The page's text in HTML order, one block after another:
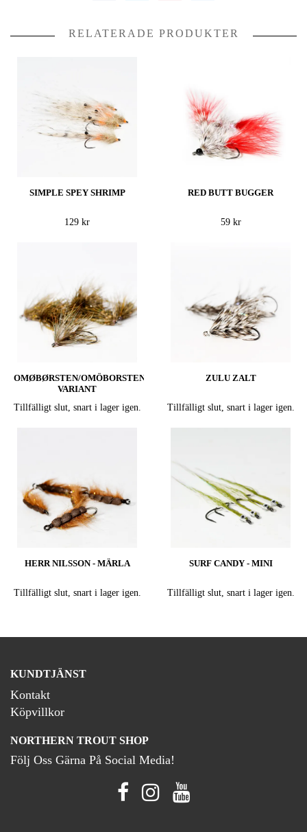
RELATERADE PRODUKTER
SIMPLE SPEY SHRIMP
129 kr
RED BUTT BUGGER
59 kr
OMØBØRSTEN/OMÖBORSTEN
VARIANT
Tillfälligt slut, snart i lager igen.
ZULU ZALT
Tillfälligt slut, snart i lager igen.
HERR NILSSON - MÄRLA
Tillfälligt slut, snart i lager igen.
SURF CANDY - MINI
Tillfälligt slut, snart i lager igen.
KUNDTJÄNST
Kontakt
Köpvillkor
NORTHERN TROUT SHOP
Följ Oss Gärna På Social Media!